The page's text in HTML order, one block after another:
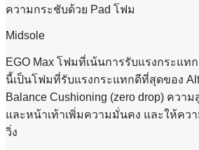
ความกระชับด้วย Pad โฟม
Midsole
EGO Max โฟมที่เน้นการรับแรงกระแ
นี้เป็นโฟมที่รับแรงกระแทกดีที่สุดของ
Balance Cushioning (zero drop) ควา
และหน้าเท้าเพิ่มความมั่นคง และให้คว
วิ่ง